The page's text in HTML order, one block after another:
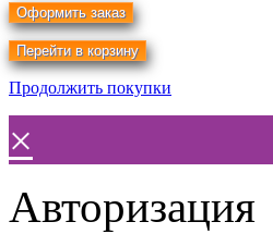
Продолжить покупки
×
Авторизация